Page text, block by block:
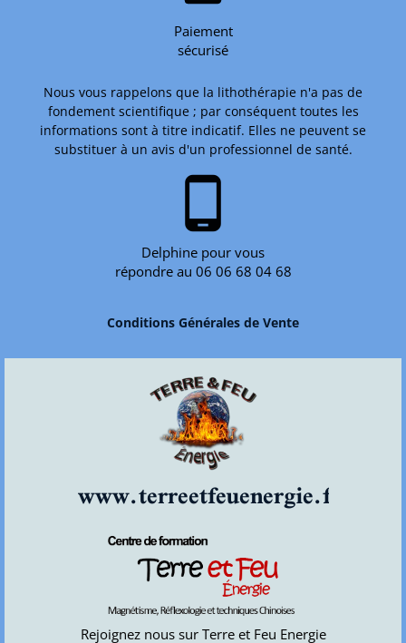
Paiement
sécurisé
Nous vous rappelons que la lithothérapie n'a pas de
fondement scientifique ; par conséquent toutes les
informations sont à titre indicatif. Elles ne peuvent se
substituer à un avis d'un professionnel de santé.
phone_android
Delphine pour vous
répondre au 06 06 68 04 68
Conditions Générales de Vente
www.terreetfeuenergie.fr
Rejoignez nous sur Terre et Feu Energie